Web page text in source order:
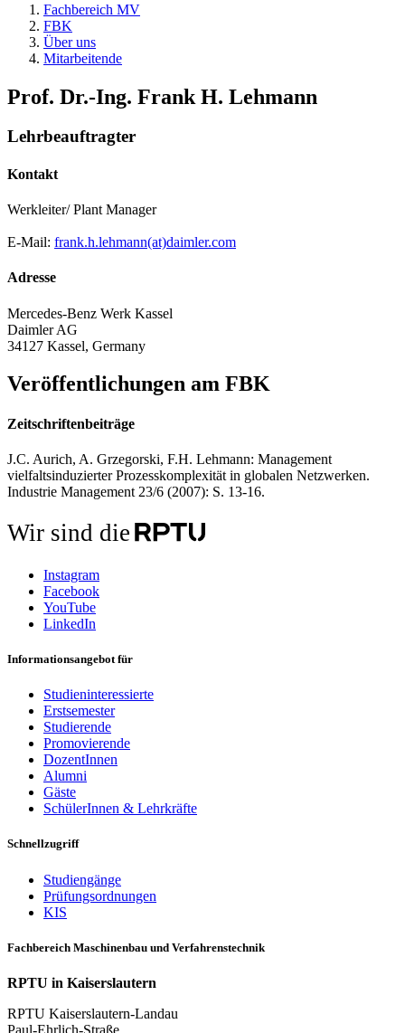
Fachbereich MV
FBK
Über uns
Mitarbeitende
Prof. Dr.-Ing. Frank H. Lehmann
Lehrbeauftragter
Kontakt
Werkleiter/ Plant Manager
E-Mail: frank.h.lehmann(at)daimler.com
Adresse
Mercedes-Benz Werk Kassel
Daimler AG
34127 Kassel, Germany
Veröffentlichungen am FBK
Zeitschriftenbeiträge
J.C. Aurich, A. Grzegorski, F.H. Lehmann: Management
vielfaltsinduzierter Prozesskomplexität in globalen Netzwerken.
Industrie Management 23/6 (2007): S. 13-16.
Wir sind die
Instagram
Facebook
YouTube
LinkedIn
Informationsangebot für
Studieninteressierte
Erstsemester
Studierende
Promovierende
DozentInnen
Alumni
Gäste
SchülerInnen & Lehrkräfte
Schnellzugriff
Studiengänge
Prüfungsordnungen
KIS
Fachbereich Maschinenbau und Verfahrenstechnik
RPTU in Kaiserslautern
RPTU Kaiserslautern-Landau
Paul-Ehrlich-Straße